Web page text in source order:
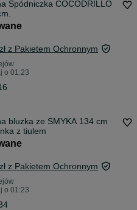
Spódniczka COCODRILLO
z Pakietem Ochronnym
o 01:23
bluzka ze SMYKA 134 cm
z tiulem
z Pakietem Ochronnym
o 01:23